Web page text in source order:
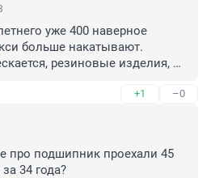
уже 400 наверное
больше накатывают.
резиновые изделия,
+1 –0
про подшипник проехали 45
34 года?